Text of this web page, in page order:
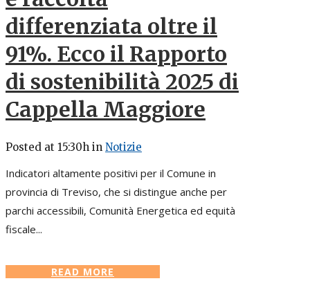
differenziata oltre il
91%. Ecco il Rapporto
di sostenibilità 2025 di
Cappella Maggiore
Posted at 15:30h in Notizie
Indicatori altamente positivi per il Comune in
provincia di Treviso, che si distingue anche per
parchi accessibili, Comunità Energetica ed equità
fiscale...
READ MORE